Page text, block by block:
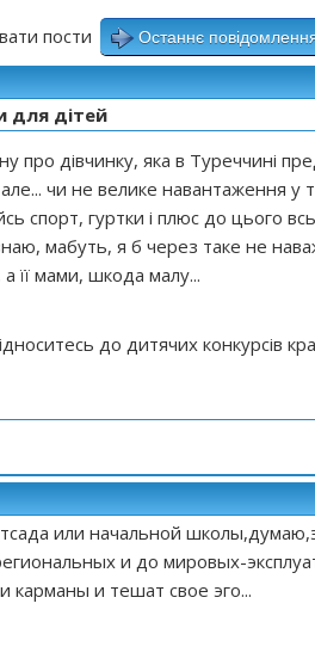
пости Останнє
для дітей
про дівчинку, яка в Туреччині
чи не велике навантаження у
спорт, гуртки і плюс до цього
мабуть, я б через таке не
її мами, шкода малу...
до дитячих конкурсів
или начальной
и до мировых-
карманы и тешат свое эго...